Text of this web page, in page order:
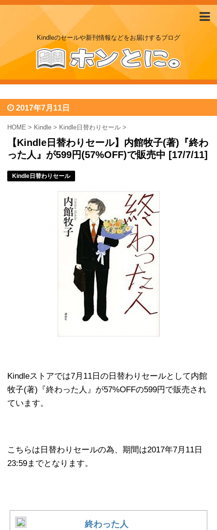
Kindleのセールや新刊情報などをお届けするブログ
2017年7月11日
HOME > Kindle > Kindle日替わりセール >
【Kindle日替わりセール】内館牧子(著)『終わ
った人』が599円(57%OFF)で販売中 [17/7/11]
Kindle日替わりセール
Kindleストアでは7月11日の日替わりセールとして内館
牧子(著)『終わった人』が57%OFFの599円で販売され
ています。
こちらは日替わりセールの為、期間は2017年7月11日
23:59までとなります。
終わった人